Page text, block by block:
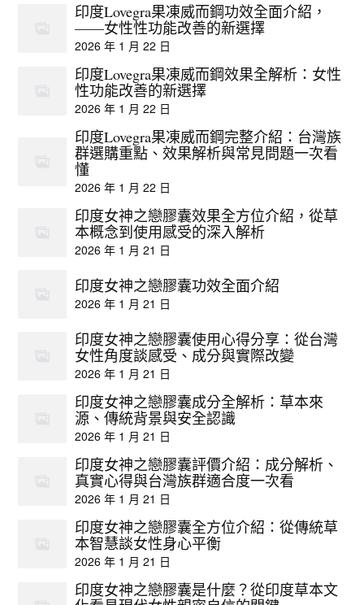
印度Lovegra果凍威而鋼功效全面介紹，
——女性性功能改善的新選擇
2026 年 1 月 22 日
印度Lovegra果凍威而鋼效果全解析：女性
性功能改善的新選擇
2026 年 1 月 22 日
印度Lovegra果凍威而鋼完整介紹：台灣族
群選購重點、效果解析與常見問題一次看
懂
2026 年 1 月 22 日
印度女神之戀膠囊效果全方位介紹，從草
本概念到使用感受的深入解析
2026 年 1 月 21 日
印度女神之戀膠囊功效全面介紹
2026 年 1 月 21 日
印度女神之戀膠囊使用心得分享：從台灣
女性角度談感受、成分與實際改變
2026 年 1 月 21 日
印度女神之戀膠囊成分全解析：草本來
源、傳統背景與安全認識
2026 年 1 月 21 日
印度女神之戀膠囊評價介紹：成分解析、
真實心得與台灣族群適合度一次看
2026 年 1 月 21 日
印度女神之戀膠囊全方位介紹：從傳統草
本智慧談女性身心平衡
2026 年 1 月 21 日
印度女神之戀膠囊是什麼？從印度草本文